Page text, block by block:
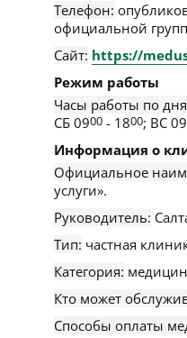
Телефон:
официальной
Сайт: https://
Режим работы
Часы работы по
СБ 0900 - 1800; ВС 09
Информация о
Официальное
услуги».
Руководитель:
Тип: частная
Категория:
Кто может
Способы оплаты